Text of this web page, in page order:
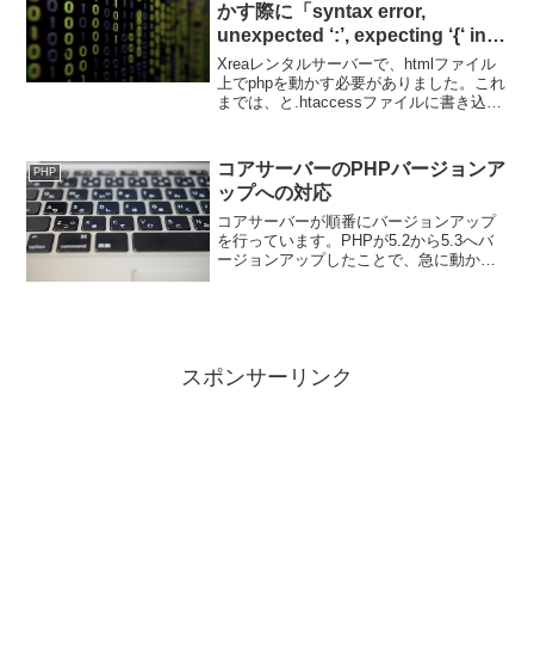
かす際に「syntax error,
unexpected ‘:’, expecting ‘{‘ in
…」エラーが発生
Xreaレンタルサーバーで、htmlファイル
上でphpを動かす必要がありました。これ
までは、と.htaccessファイルに書き込ん
PHP
コアサーバーのPHPバージョンア
ップへの対応
コアサーバーが順番にバージョンアップ
を行っています。PHPが5.2から5.3へバ
ージョンアップしたことで、急に動かな
スポンサーリンク